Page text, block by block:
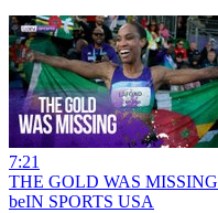
7:21
THE GOLD WAS MISSING
beIN SPORTS USA